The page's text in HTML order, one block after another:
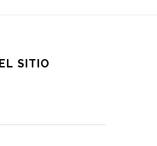
SITIO